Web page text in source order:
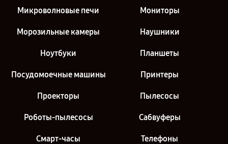
Микроволновые печи Мониторы
Морозильные камеры Наушники
Ноутбуки Планшеты
Посудомоечные машины Принтеры
Проекторы Пылесосы
Роботы-пылесосы Сабвуферы
Смарт-часы Телефоны